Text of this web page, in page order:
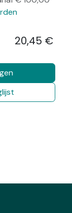
20,45 €